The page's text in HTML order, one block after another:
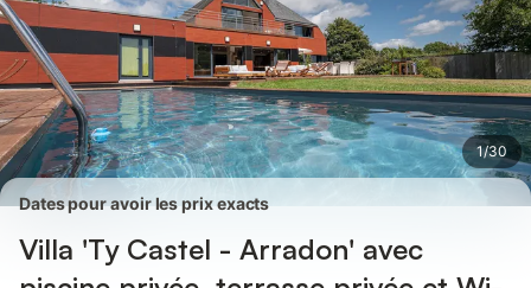
1/30
Dates pour avoir les prix exacts
Villa 'Ty Castel - Arradon' avec